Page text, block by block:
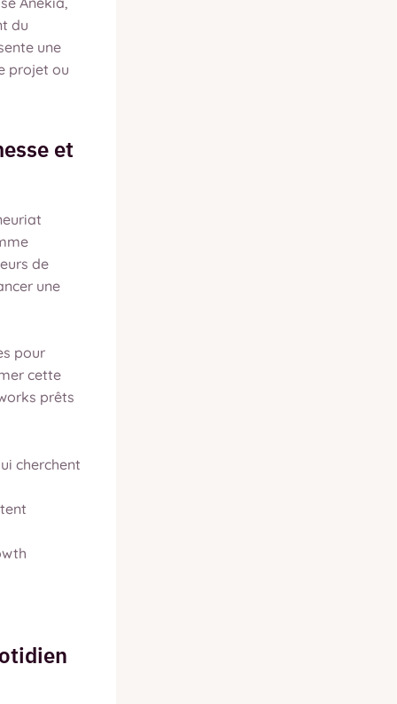
du
une
projet ou
et
de
une
pour
cette
prêts
cherchent